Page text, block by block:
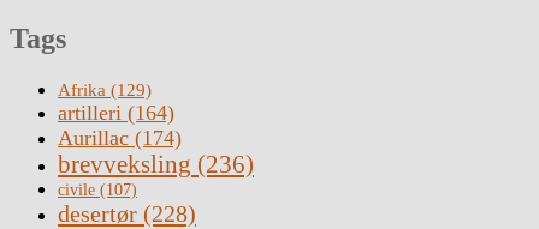
Tags
Afrika (129)
artilleri (164)
Aurillac (174)
brevveksling (236)
civile (107)
desertør (228)